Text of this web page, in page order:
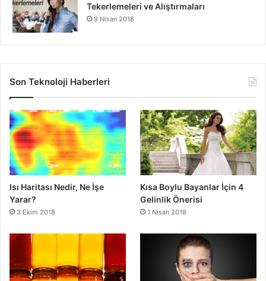
Tekerlemeleri ve Alıştırmaları
9 Nisan 2018
Son Teknoloji Haberleri
Isı Haritası Nedir, Ne İşe
Yarar?
3 Ekim 2018
Kısa Boylu Bayanlar İçin 4
Gelinlik Önerisi
1 Nisan 2018